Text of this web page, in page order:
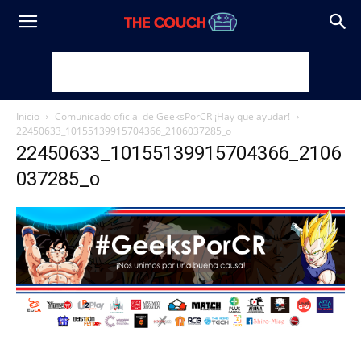
Inicio
Comunicado oficial de GeeksPorCR ¡Hay que ayudar!
22450633_10155139915704366_2106037285_o
22450633_10155139915704366_2106
037285_o